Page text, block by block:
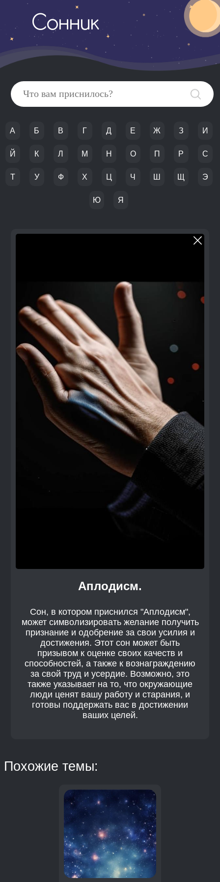
Сонник
А Б В Г Д Е Ж З И
Й К Л М Н О П Р С
Т У Ф Х Ц Ч Ш Щ Э
Ю Я
Аплодисм.
Сон, в котором приснился "Аплодисм",
может символизировать желание получить
признание и одобрение за свои усилия и
достижения. Этот сон может быть
призывом к оценке своих качеств и
способностей, а также к вознаграждению
за свой труд и усердие. Возможно, это
также указывает на то, что окружающие
люди ценят вашу работу и старания, и
готовы поддержать вас в достижении
ваших целей.
Похожие темы: